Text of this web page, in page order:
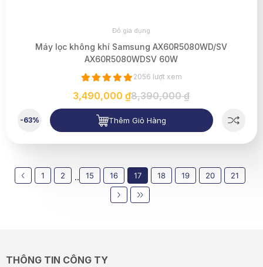
Đồ gia dụng
Máy lọc không khí Samsung AX60R5080WD/SV
AX60R5080WDSV 60W
2056 lượt xem
3,490,000 ₫8,390,000 ₫
-63% Thêm Giỏ Hàng
1 2 .. 15 16 17 18 19 20 21
THÔNG TIN CÔNG TY